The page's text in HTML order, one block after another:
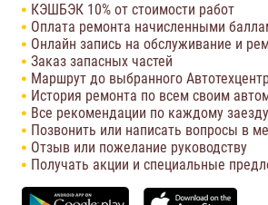
КЭШБЭК 10% от стоимости работ
Оплата ремонта начисленными
Онлайн запись на обслуживание и
Заказ запасных частей
Маршрут до выбранного
История ремонта по всем своим
Все рекомендации по каждому заезду
Позвонить или написать вопросы в
Отзыв или пожелание руководству
Получать акции и специальные